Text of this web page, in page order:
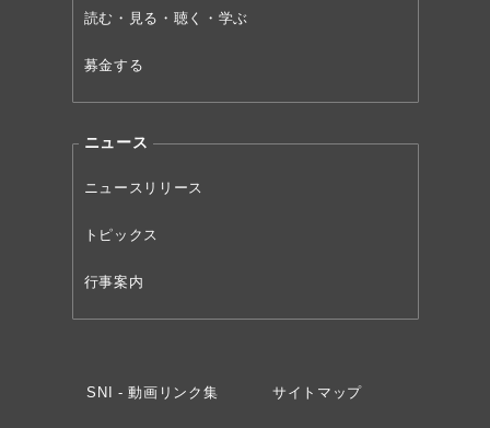
読む・見る・聴く・学ぶ
募金する
ニュース
ニュースリリース
トピックス
行事案内
SNI - 動画リンク集 サイトマップ